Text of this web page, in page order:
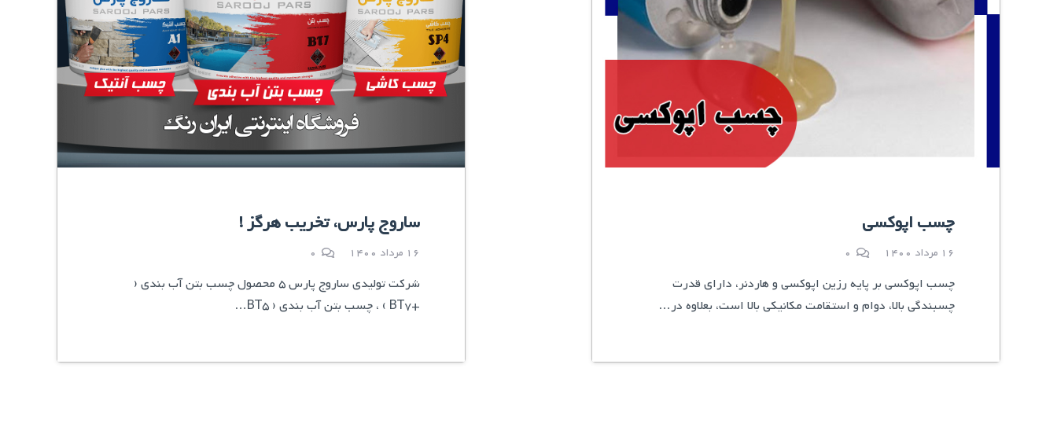
چسب اپوکسی
16 مرداد 1400 0
چسب اپوکسی بر پایه رزین اپوکسی و هاردنر، دارای قدرت
چسبندگی بالا، دوام و استقامت مکانیکی بالا است، بعلاوه در…
ساروج پارس، تخریب هرگز !
16 مرداد 1400 0
شرکت تولیدی ساروج پارس 5 محصول چسب بتن آب بندی (
+BT7 ) ، چسب بتن آب بندی ( BT5…